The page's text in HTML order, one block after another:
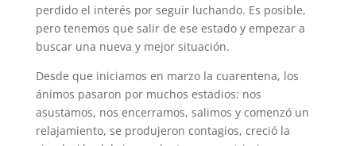
perdido el interés por seguir luchando. Es posible,
pero tenemos que salir de ese estado y empezar a
buscar una nueva y mejor situación.
Desde que iniciamos en marzo la cuarentena, los
ánimos pasaron por muchos estadios: nos
asustamos, nos encerramos, salimos y comenzó un
relajamiento, se produjeron contagios, creció la